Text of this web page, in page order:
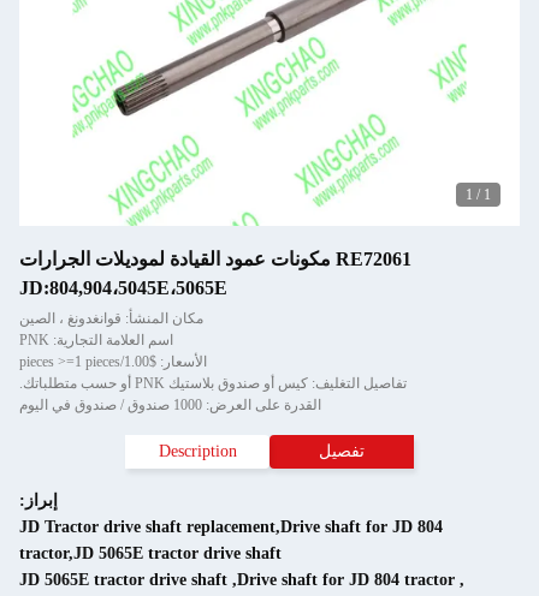
1
/
1
RE72061 مكونات عمود القيادة لموديلات الجرارات
JD:804,904،5045E،5065E
مكان المنشأ: قوانغدونغ ، الصين
اسم العلامة التجارية: PNK
الأسعار: $1.00/pieces >=1 pieces
تفاصيل التغليف: كيس أو صندوق بلاستيك PNK أو حسب متطلباتك.
القدرة على العرض: 1000 صندوق / صندوق في اليوم
تفصيل Description
إبراز:
JD Tractor drive shaft replacement,Drive shaft for JD 804
tractor,JD 5065E tractor drive shaft
,
Drive shaft for JD 804 tractor
,
JD 5065E tractor drive shaft